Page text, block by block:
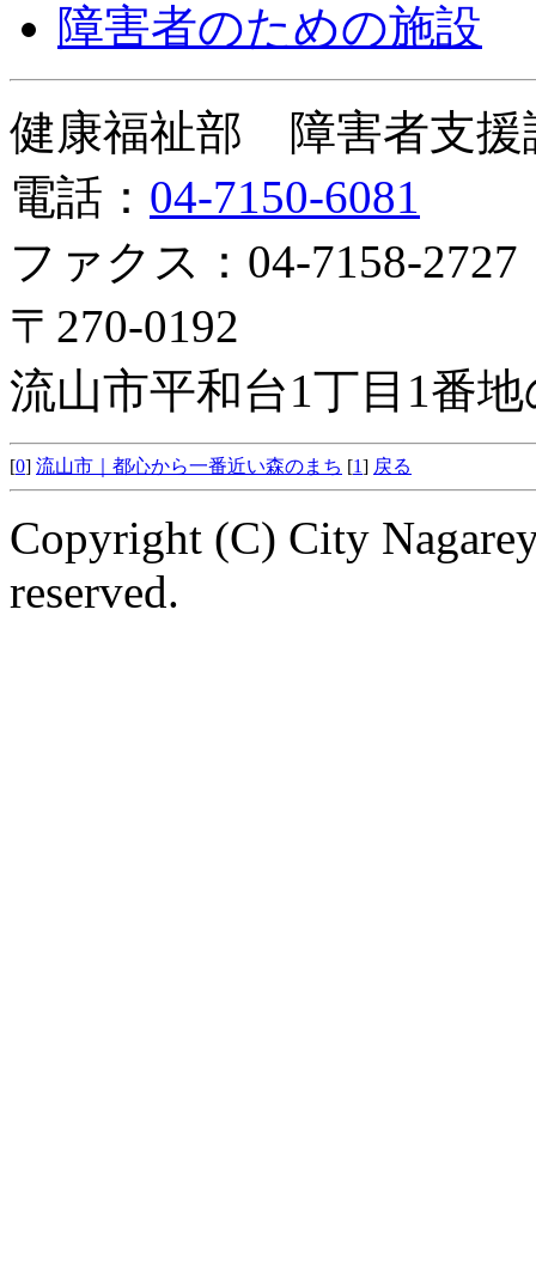
障害者のための施設
健康福祉部 障害者支援
電話： 04-7150-6081
ファクス：04-7158-2727
〒270-0192
流山市平和台1丁目1番
[0] 流山市｜都心から一番近い森のまち [1] 戻る
Copyright (C) City
reserved.